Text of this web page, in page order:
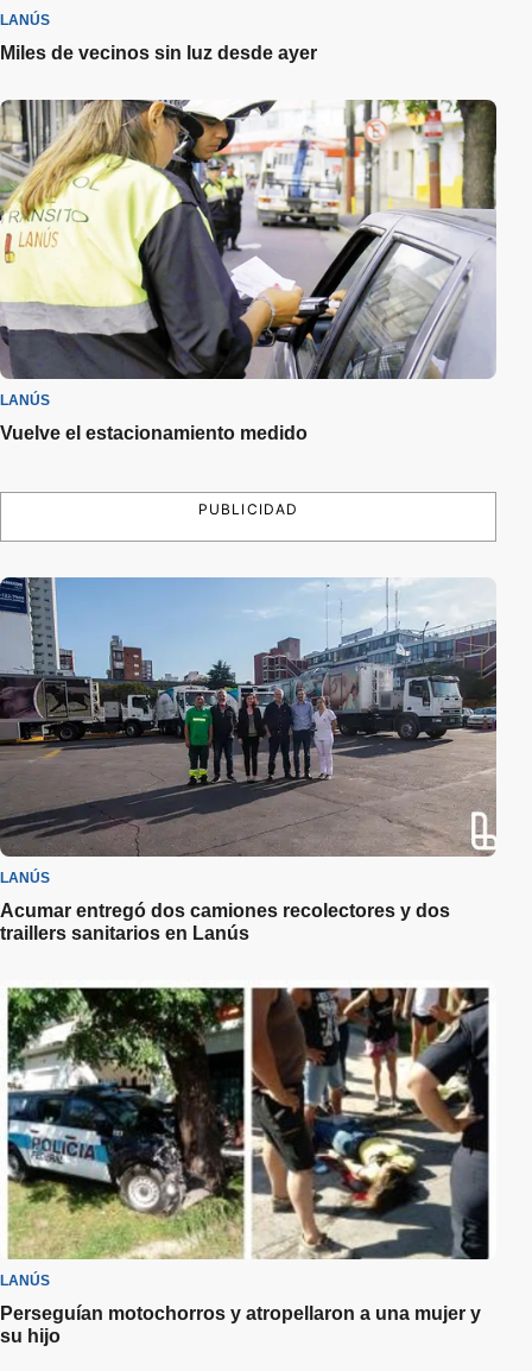
LANÚS
Miles de vecinos sin luz desde ayer
LANÚS
Vuelve el estacionamiento medido
PUBLICIDAD
LANÚS
Acumar entregó dos camiones recolectores y dos
traillers sanitarios en Lanús
LANÚS
Perseguían motochorros y atropellaron a una mujer y
su hijo